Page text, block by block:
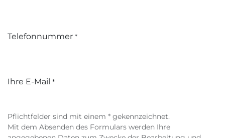
Telefonnummer *
Ihre E-Mail *
Pflichtfelder sind mit einem * gekennzeichnet.
Mit dem Absenden des Formulars werden Ihre